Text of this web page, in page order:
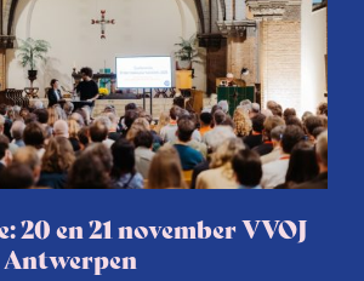
20 en 21 november VVOJ